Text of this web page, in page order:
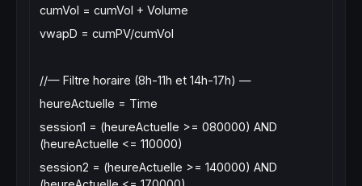
cumVol = cumVol + Volume
vwapD = cumPV/cumVol
//— Filtre horaire (8h-11h et 14h-17h) —
heureActuelle = Time
session1 = (heureActuelle >= 080000) AND
(heureActuelle <= 110000)
session2 = (heureActuelle >= 140000) AND